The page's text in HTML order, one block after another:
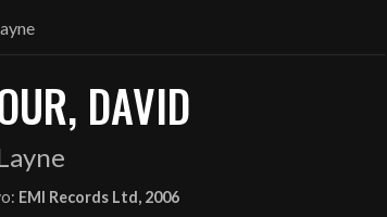
DAVID
EMI Records Ltd, 2006